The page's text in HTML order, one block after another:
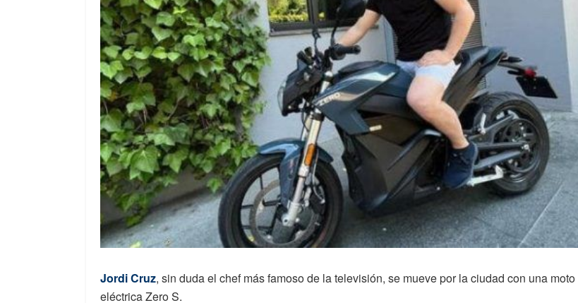
Jordi Cruz, sin duda el chef más famoso de la televisión, se mueve por la ciudad con una moto
eléctrica Zero S.